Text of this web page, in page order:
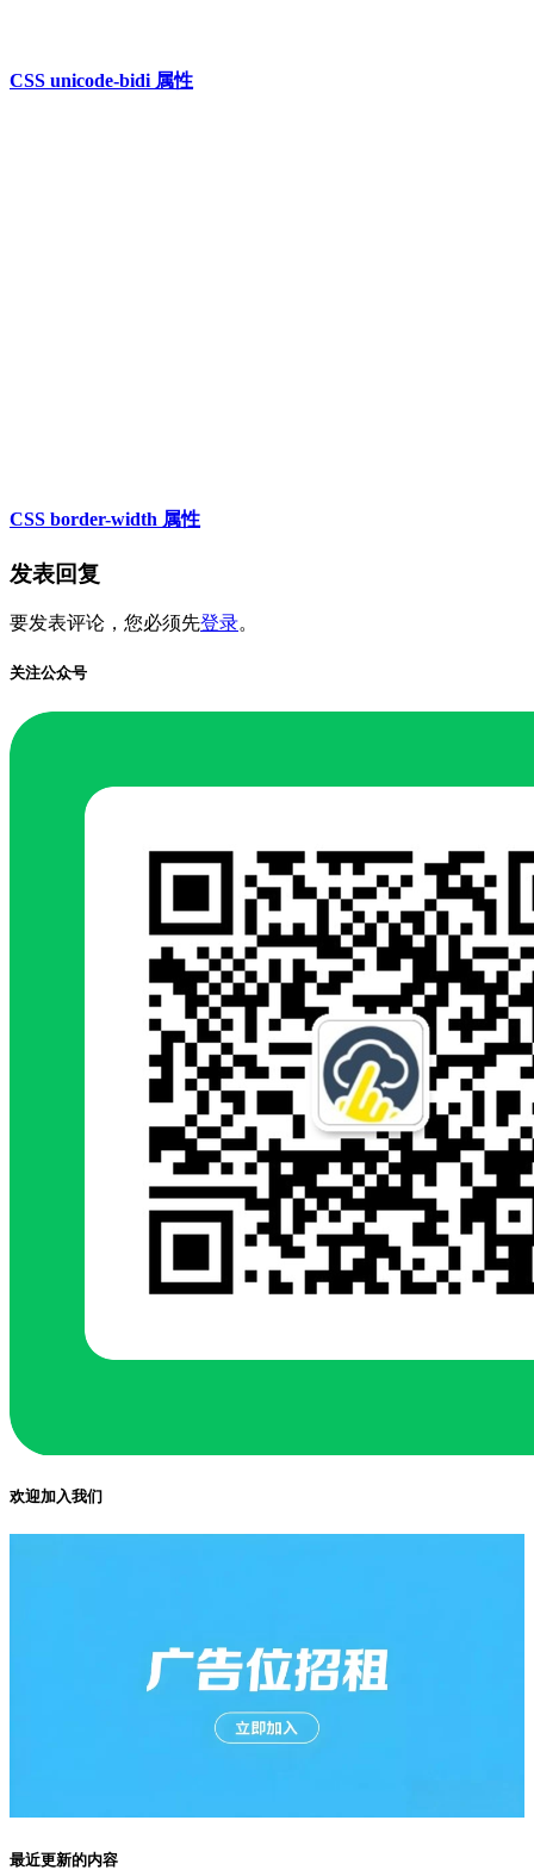
CSS unicode-bidi 属性
CSS border-width 属性
发表回复
要发表评论，您必须先登录。
关注公众号
欢迎加入我们
最近更新的内容